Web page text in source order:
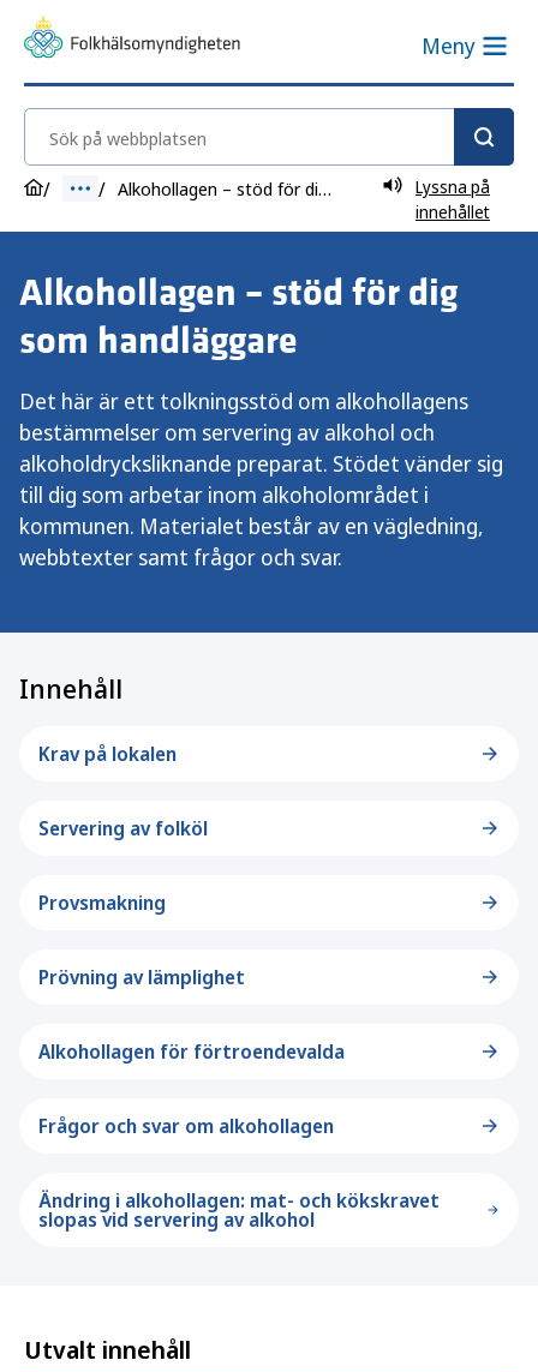
Meny
Sök på webbplatsen
Alkohollagen – stöd för dig som handläggare
Lyssna på
innehållet
Alkohollagen – stöd för dig
som handläggare
Det här är ett tolkningsstöd om alkohollagens
bestämmelser om servering av alkohol och
alkoholdrycksliknande preparat. Stödet vänder sig
till dig som arbetar inom alkoholområdet i
kommunen. Materialet består av en vägledning,
webbtexter samt frågor och svar.
Innehåll
Krav på lokalen
Servering av folköl
Provsmakning
Prövning av lämplighet
Alkohollagen för förtroendevalda
Frågor och svar om alkohollagen
Ändring i alkohollagen: mat- och kökskravet
slopas vid servering av alkohol
Utvalt innehåll